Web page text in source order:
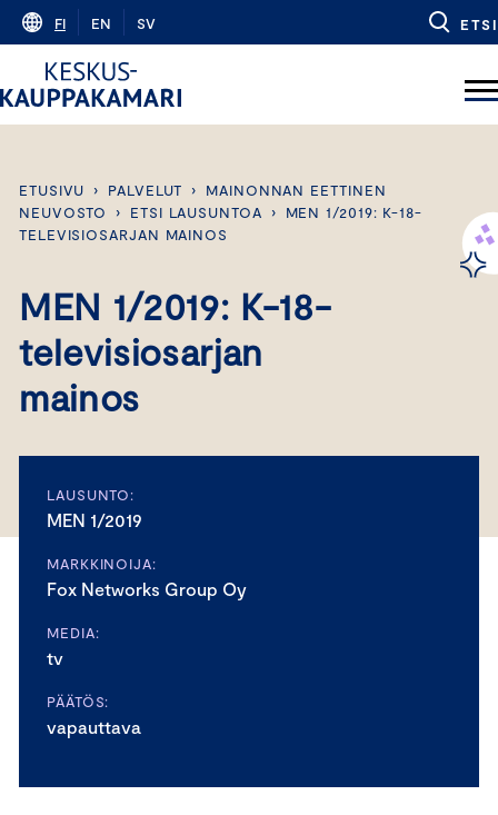
Skip
content
FI EN SV ETSI
ETUSIVU › PALVELUT ›
MAINONNAN EETTINEN
NEUVOSTO
› ETSI LAUSUNTOA ›
MEN 1/2019: K-18-
TELEVISIOSARJAN MAINOS
MEN 1/2019: K-18-
televisiosarjan
mainos
LAUSUNTO:
MEN 1/2019
MARKKINOIJA:
Fox Networks Group Oy
MEDIA:
tv
PÄÄTÖS:
vapauttava